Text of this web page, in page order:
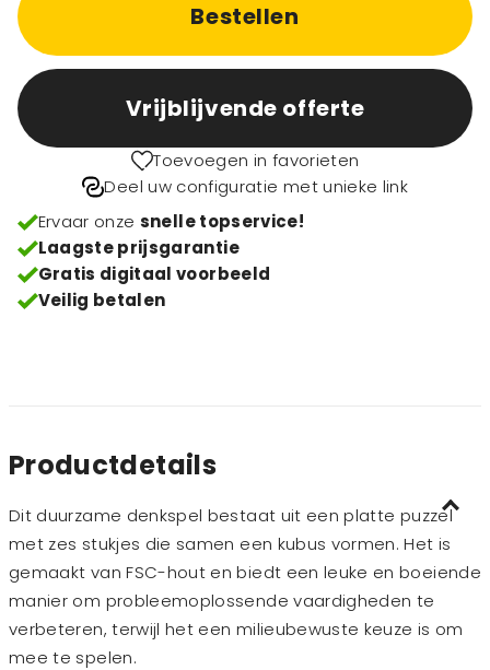
Bestellen
Vrijblijvende offerte
Toevoegen in favorieten
Deel uw configuratie met unieke link
Ervaar onze snelle topservice!
Laagste prijsgarantie
Gratis digitaal voorbeeld
Veilig betalen
Productdetails
Dit duurzame denkspel bestaat uit een platte puzzel
met zes stukjes die samen een kubus vormen. Het is
gemaakt van FSC-hout en biedt een leuke en boeiende
manier om probleemoplossende vaardigheden te
verbeteren, terwijl het een milieubewuste keuze is om
mee te spelen.